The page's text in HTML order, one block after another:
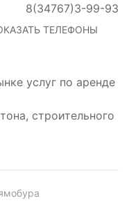
8(34767)3-99-93
ТЕЛЕФОНЫ
услуг по аренде
строительного